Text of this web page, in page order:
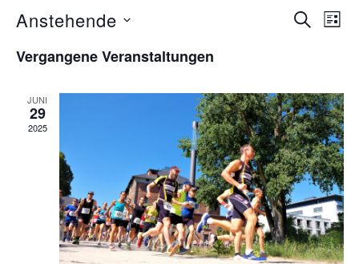
SUCHE
Anstehende
wählen.
Vergangene Veranstaltungen
JUNI
29
2025